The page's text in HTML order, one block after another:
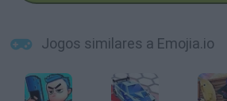
Jogos similares a Emojia.io